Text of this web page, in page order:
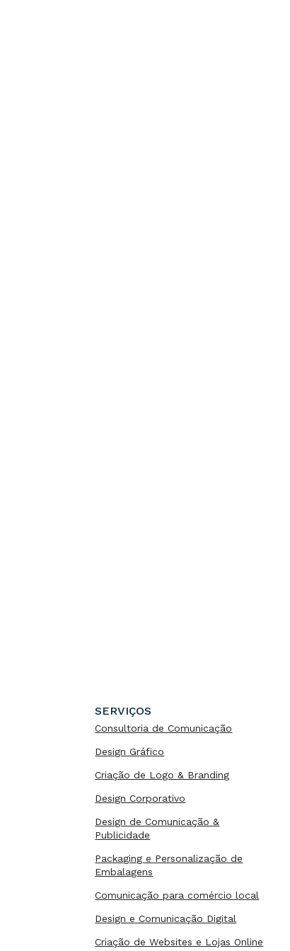
SERVIÇOS
Consultoria de Comunicação
Design Gráfico
Criação de Logo & Branding
Design Corporativo
Design de Comunicação &
Publicidade
Packaging e Personalização de
Embalagens
Comunicação para comércio local
Design e Comunicação Digital
Criação de Websites e Lojas Online